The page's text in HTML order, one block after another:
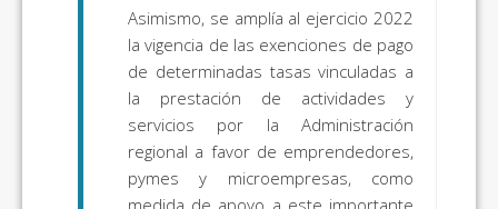
Asimismo, se amplía al ejercicio 2022
la vigencia de las exenciones de pago
de determinadas tasas vinculadas a
la prestación de actividades y
servicios por la Administración
regional a favor de emprendedores,
pymes y microempresas, como